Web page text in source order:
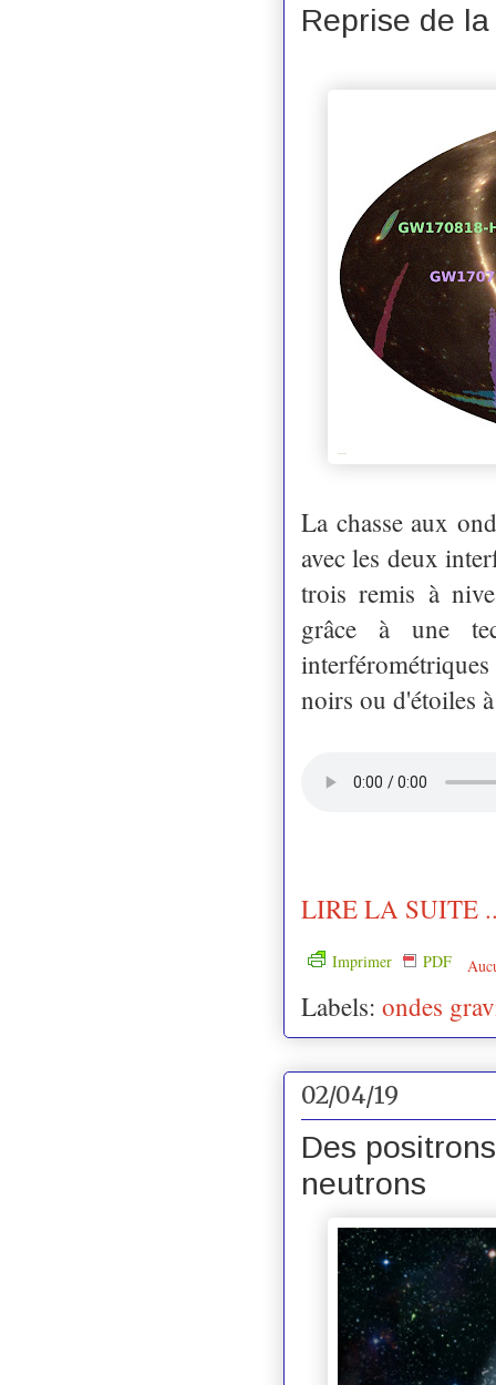
Reprise de
La chasse aux
avec les deux
trois remis à
grâce à une
noirs ou d'étoiles
LIRE LA SUITE
Imprimer PDF
Labels: ondes
02/04/19
Des
neutrons